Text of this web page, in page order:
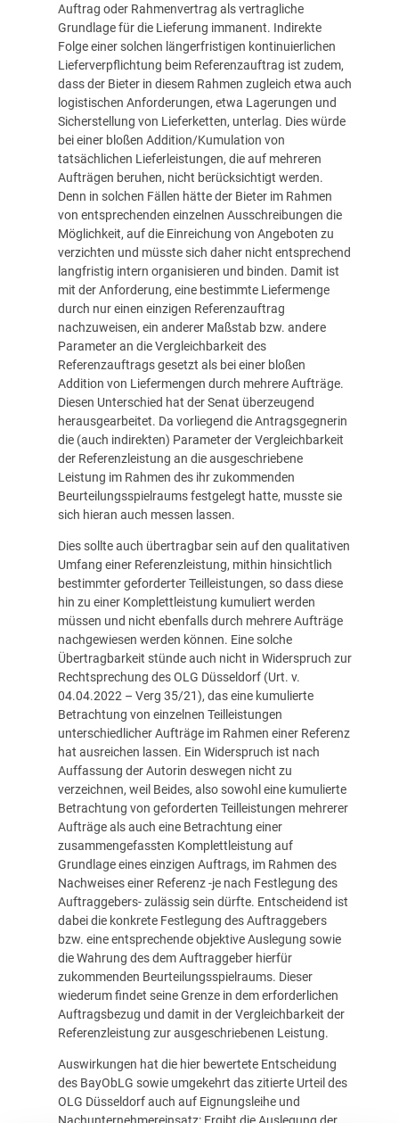
Auftrag oder Rahmenvertrag als vertragliche
Grundlage für die Lieferung immanent. Indirekte
Folge einer solchen längerfristigen kontinuierlichen
Lieferverpflichtung beim Referenzauftrag ist zudem,
dass der Bieter in diesem Rahmen zugleich etwa auch
logistischen Anforderungen, etwa Lagerungen und
Sicherstellung von Lieferketten, unterlag. Dies würde
bei einer bloßen Addition/Kumulation von
tatsächlichen Lieferleistungen, die auf mehreren
Aufträgen beruhen, nicht berücksichtigt werden.
Denn in solchen Fällen hätte der Bieter im Rahmen
von entsprechenden einzelnen Ausschreibungen die
Möglichkeit, auf die Einreichung von Angeboten zu
verzichten und müsste sich daher nicht entsprechend
langfristig intern organisieren und binden. Damit ist
mit der Anforderung, eine bestimmte Liefermenge
durch nur einen einzigen Referenzauftrag
nachzuweisen, ein anderer Maßstab bzw. andere
Parameter an die Vergleichbarkeit des
Referenzauftrags gesetzt als bei einer bloßen
Addition von Liefermengen durch mehrere Aufträge.
Diesen Unterschied hat der Senat überzeugend
herausgearbeitet. Da vorliegend die Antragsgegnerin
die (auch indirekten) Parameter der Vergleichbarkeit
der Referenzleistung an die ausgeschriebene
Leistung im Rahmen des ihr zukommenden
Beurteilungsspielraums festgelegt hatte, musste sie
sich hieran auch messen lassen.
Dies sollte auch übertragbar sein auf den qualitativen
Umfang einer Referenzleistung, mithin hinsichtlich
bestimmter geforderter Teilleistungen, so dass diese
hin zu einer Komplettleistung kumuliert werden
müssen und nicht ebenfalls durch mehrere Aufträge
nachgewiesen werden können. Eine solche
Übertragbarkeit stünde auch nicht in Widerspruch zur
Rechtsprechung des OLG Düsseldorf (Urt. v.
04.04.2022 – Verg 35/21), das eine kumulierte
Betrachtung von einzelnen Teilleistungen
unterschiedlicher Aufträge im Rahmen einer Referenz
hat ausreichen lassen. Ein Widerspruch ist nach
Auffassung der Autorin deswegen nicht zu
verzeichnen, weil Beides, also sowohl eine kumulierte
Betrachtung von geforderten Teilleistungen mehrerer
Aufträge als auch eine Betrachtung einer
zusammengefassten Komplettleistung auf
Grundlage eines einzigen Auftrags, im Rahmen des
Nachweises einer Referenz -je nach Festlegung des
Auftraggebers- zulässig sein dürfte. Entscheidend ist
dabei die konkrete Festlegung des Auftraggebers
bzw. eine entsprechende objektive Auslegung sowie
die Wahrung des dem Auftraggeber hierfür
zukommenden Beurteilungsspielraums. Dieser
wiederum findet seine Grenze in dem erforderlichen
Auftragsbezug und damit in der Vergleichbarkeit der
Referenzleistung zur ausgeschriebenen Leistung.
Auswirkungen hat die hier bewertete Entscheidung
des BayObLG sowie umgekehrt das zitierte Urteil des
OLG Düsseldorf auch auf Eignungsleihe und